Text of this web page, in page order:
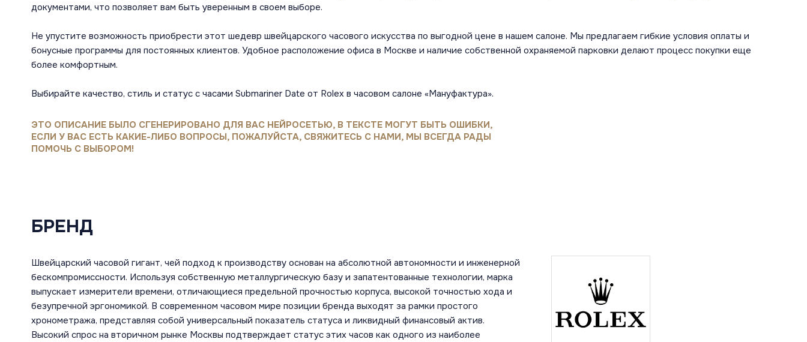
документами, что позволяет вам быть уверенным в своем выборе.
Не упустите возможность приобрести этот шедевр швейцарского часового искусства по выгодной цене в нашем салоне. Мы предлагаем гибкие условия оплаты и
бонусные программы для постоянных клиентов. Удобное расположение офиса в Москве и наличие собственной охраняемой парковки делают процесс покупки еще
более комфортным.
Выбирайте качество, стиль и статус с часами Submariner Date от Rolex в часовом салоне «Мануфактура».
ЭТО ОПИСАНИЕ БЫЛО СГЕНЕРИРОВАНО ДЛЯ ВАС НЕЙРОСЕТЬЮ, В ТЕКСТЕ МОГУТ БЫТЬ ОШИБКИ,
ЕСЛИ У ВАС ЕСТЬ КАКИЕ-ЛИБО ВОПРОСЫ, ПОЖАЛУЙСТА, СВЯЖИТЕСЬ С НАМИ, МЫ ВСЕГДА РАДЫ
ПОМОЧЬ С ВЫБОРОМ!
БРЕНД
Швейцарский часовой гигант, чей подход к производству основан на абсолютной автономности и инженерной
бескомпромиссности. Используя собственную металлургическую базу и запатентованные технологии, марка
выпускает измерители времени, отличающиеся предельной прочностью корпуса, высокой точностью хода и
безупречной эргономикой. В современном часовом мире позиции бренда выходят за рамки простого
хронометража, представляя собой универсальный показатель статуса и ликвидный финансовый актив.
Высокий спрос на вторичном рынке Москвы подтверждает статус этих часов как одного из наиболее